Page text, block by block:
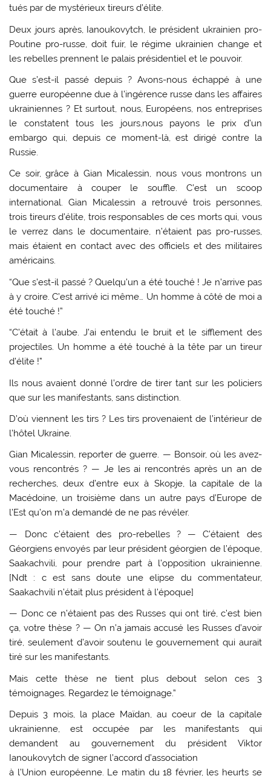
tués par de mystérieux tireurs d’élite.
Deux jours après, Ianoukovytch, le président ukrainien pro-
Poutine pro-russe, doit fuir, le régime ukrainien change et
les rebelles prennent le palais présidentiel et le pouvoir.
Que s’est-il passé depuis ? Avons-nous échappé à une
guerre européenne due à l’ingérence russe dans les affaires
ukrainiennes ? Et surtout, nous, Européens, nos entreprises
le constatent tous les jours,nous payons le prix d’un
embargo qui, depuis ce moment-là, est dirigé contre la
Russie.
Ce soir, grâce à Gian Micalessin, nous vous montrons un
documentaire à couper le souffle. C’est un scoop
international. Gian Micalessin a retrouvé trois personnes,
trois tireurs d’élite, trois responsables de ces morts qui, vous
le verrez dans le documentaire, n’étaient pas pro-russes,
mais étaient en contact avec des officiels et des militaires
américains.
“Que s’est-il passé ? Quelqu’un a été touché ! Je n’arrive pas
à y croire. C’est arrivé ici même… Un homme à côté de moi a
été touché !”
“C’était à l’aube. J’ai entendu le bruit et le sifflement des
projectiles. Un homme a été touché à la tête par un tireur
d’élite !”
Ils nous avaient donné l’ordre de tirer tant sur les policiers
que sur les manifestants, sans distinction.
D’où viennent les tirs ? Les tirs provenaient de l’intérieur de
l’hôtel Ukraine.
Gian Micalessin, reporter de guerre. — Bonsoir, où les avez-
vous rencontrés ? — Je les ai rencontrés après un an de
recherches, deux d’entre eux à Skopje, la capitale de la
Macédoine, un troisième dans un autre pays d’Europe de
l’Est qu’on m’a demandé de ne pas révéler.
— Donc c’étaient des pro-rebelles ? — C’étaient des
Géorgiens envoyés par leur président géorgien de l’époque,
Saakachvili, pour prendre part à l’opposition ukrainienne.
[Ndt : c est sans doute une elipse du commentateur,
Saakachvili n’était plus président à l’époque]
— Donc ce n’étaient pas des Russes qui ont tiré, c’est bien
ça, votre thèse ? — On n’a jamais accusé les Russes d’avoir
tiré, seulement d’avoir soutenu le gouvernement qui aurait
tiré sur les manifestants.
Mais cette thèse ne tient plus debout selon ces 3
témoignages. Regardez le témoignage.”
Depuis 3 mois, la place Maïdan, au coeur de la capitale
ukrainienne, est occupée par les manifestants qui
demandent au gouvernement du président Viktor
Ianoukovytch de signer l’accord d’association
à l’Union européenne. Le matin du 18 février, les heurts se